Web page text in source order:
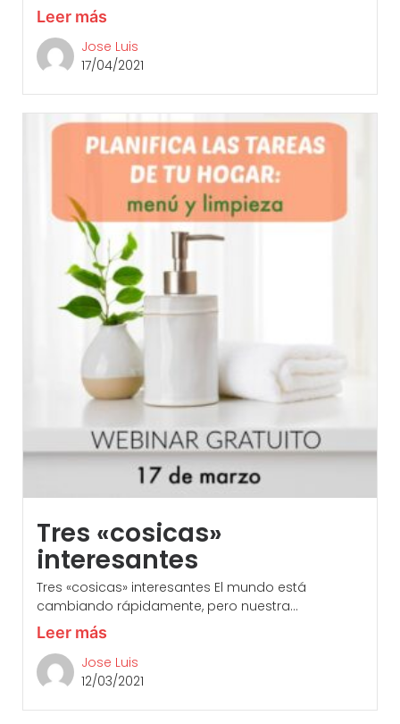
Leer más
Jose Luis
17/04/2021
Tres «cosicas»
interesantes
Tres «cosicas» interesantes El mundo está
cambiando rápidamente, pero nuestra...
Leer más
Jose Luis
12/03/2021